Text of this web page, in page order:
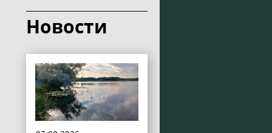
Новости